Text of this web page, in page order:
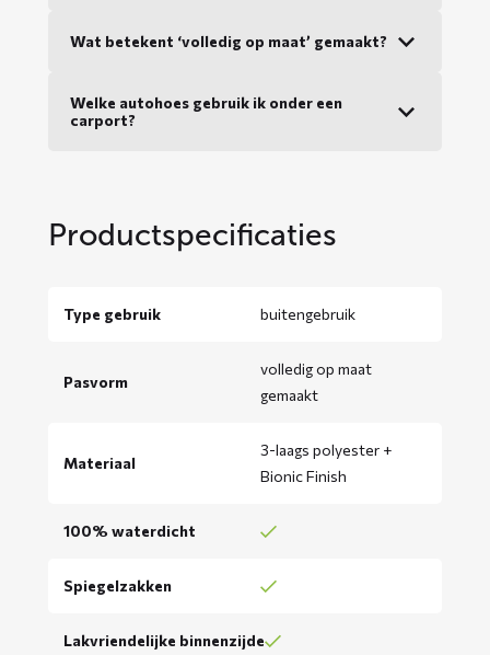
Wat betekent ‘volledig op maat’ gemaakt?
Welke autohoes gebruik ik onder een
carport?
Productspecificaties
Type gebruik buitengebruik
Pasvorm
volledig op maat
gemaakt
Materiaal
3-laags polyester +
Bionic Finish
100% waterdicht
Spiegelzakken
Lakvriendelijke binnenzijde